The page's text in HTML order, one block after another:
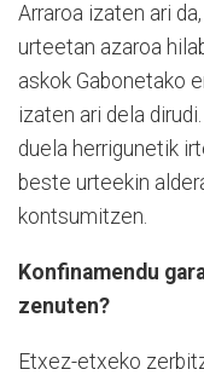
Arraroa izaten ari
urteetan azaroa
askok Gabonetako
izaten ari dela
duela herrigunetik
beste urteekin
kontsumitzen.
Konfinamendu
zenuten?
Etxez-etxeko